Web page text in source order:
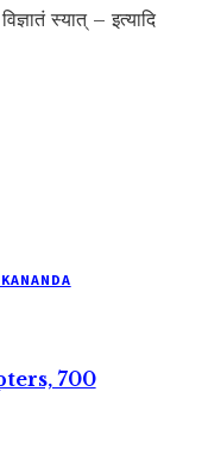
स्यात् – इत्यादि
700